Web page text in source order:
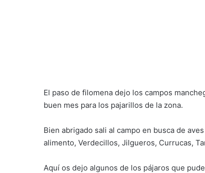
El paso de filomena dejo los campos
buen mes para los pajarillos de la zona.
Bien abrigado sali al campo en busca de
alimento, Verdecillos, Jilgueros, Currucas,
Aquí os dejo algunos de los pájaros que